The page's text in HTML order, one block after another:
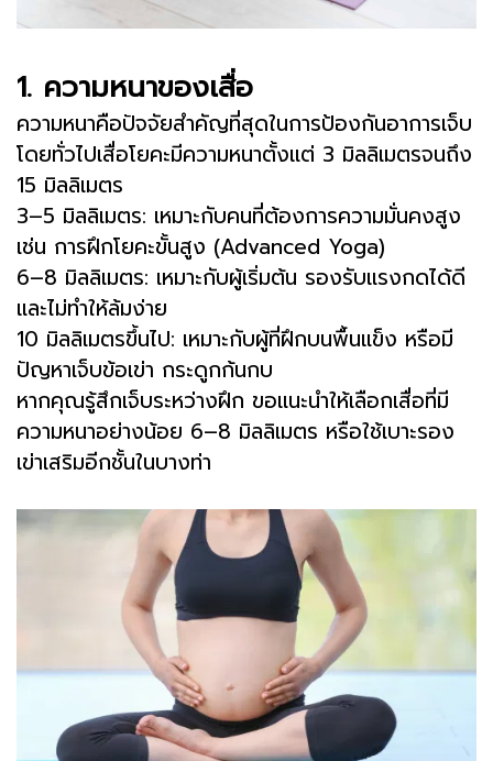
1. ความหนาของเสื่อ
ความหนาคือปัจจัยสำคัญที่สุดในการป้องกันอาการเจ็บ
โดยทั่วไปเสื่อโยคะมีความหนาตั้งแต่ 3 มิลลิเมตรจนถึง
15 มิลลิเมตร
3–5 มิลลิเมตร: เหมาะกับคนที่ต้องการความมั่นคงสูง
เช่น การฝึกโยคะขั้นสูง (Advanced Yoga)
6–8 มิลลิเมตร: เหมาะกับผู้เริ่มต้น รองรับแรงกดได้ดี
และไม่ทำให้ล้มง่าย
10 มิลลิเมตรขึ้นไป: เหมาะกับผู้ที่ฝึกบนพื้นแข็ง หรือมี
ปัญหาเจ็บข้อเข่า กระดูกก้นกบ
หากคุณรู้สึกเจ็บระหว่างฝึก ขอแนะนำให้เลือกเสื่อที่มี
ความหนาอย่างน้อย 6–8 มิลลิเมตร หรือใช้เบาะรอง
เข่าเสริมอีกชั้นในบางท่า